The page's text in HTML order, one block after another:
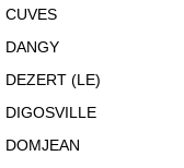
CUVES
DANGY
DEZERT (LE)
DIGOSVILLE
DOMJEAN